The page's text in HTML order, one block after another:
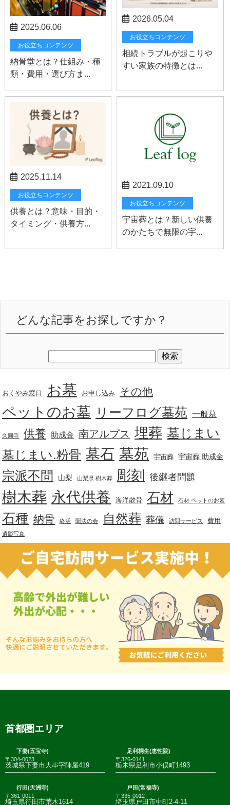
2025.06.06
お役立ちコンテンツ
納骨堂とは？仕組み・種
類・費用・選び方ま...
2026.05.04
お役立ちコンテンツ
相続トラブルが起こりや
すい家族の特徴とは...
2025.11.14
お役立ちコンテンツ
供養とは？意味・目的・
タイミング・供養方...
2021.09.10
お役立ちコンテンツ
宇宙葬とは？新しい供養
のかたちで無限の宇...
どんな記事をお探しですか？
おくやみ窓口 お墓 お申し込み その他
ペットのお墓 リーフログ墓苑 一般墓
久圓寺 供養 助成金 南アルプス 埋葬 墓じまい
墓じまい.粉骨 墓石 墓苑 宇宙葬 宇宙葬 助成金
宗派不問 山梨 山梨県 樹木葬 彫刻 後継者問題
樹木葬 永代供養 海洋散骨 石材 石材 ペットのお墓
石種 納骨 終活 聞法の会 自然葬 葬儀 訪問サービス 費用
遺影写真
首都圏エリア
下妻(五宝寺)
〒304-0023
茨城県下妻市大串字陣屋419
足利桐生(恵性院)
〒326-0141
栃木県足利市小俣町1493
行田(天洲寺)
〒361-0011
埼玉県行田市荒木1614
戸田(常福寺)
〒335-0012
埼玉県戸田市中町2-4-11